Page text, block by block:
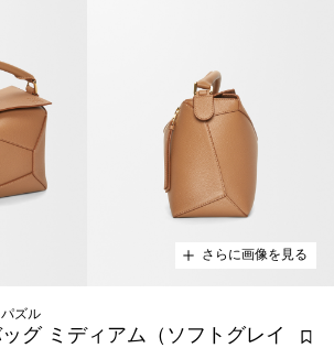
さらに画像を見る
パズル
グ ミディアム（ソフトグレイ